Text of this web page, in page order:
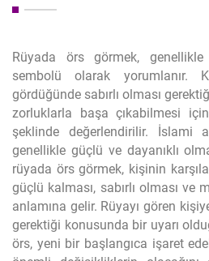
Rüyada örs görmek, genellikle
sembolü olarak yorumlanır.
gördüğünde sabırlı olması
zorluklarla başa çıkabilmesi
şeklinde değerlendirilir. İslami
genellikle güçlü ve dayanıklı
rüyada örs görmek, kişinin
güçlü kalması, sabırlı olması ve
anlamına gelir. Rüyayı gören
gerektiği konusunda bir uyarı
örs, yeni bir başlangıca işaret